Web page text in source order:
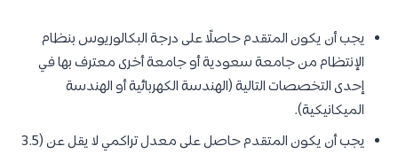
يجب أن يكون المتقدم حاصلًا على درجة البكالوريوس بنظام
الإنتظام من جامعة سعودية أو جامعة أخرى معترف بها في
إحدى التخصصات التالية (الهندسة الكهربائية أو الهندسة
الميكانيكية).
يجب أن يكون المتقدم حاصل على معدل تراكمي لا يقل عن (3.5